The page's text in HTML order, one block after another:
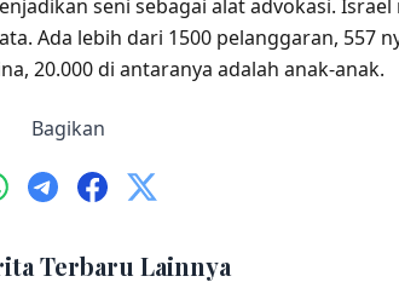
seni sebagai alat advokasi.
Ada lebih dari 1500 pelanggaran, 557
20.000 di antaranya adalah anak-anak.
Bagikan
Terbaru Lainnya